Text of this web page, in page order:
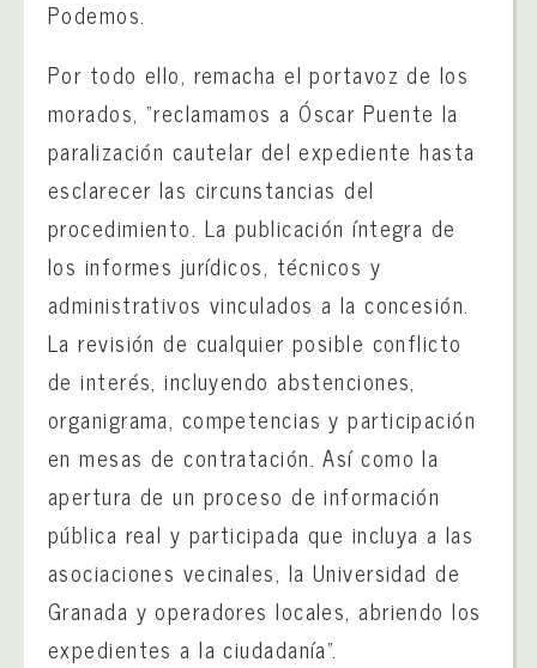
Podemos.
Por todo ello, remacha el portavoz de los
morados, “reclamamos a Óscar Puente la
paralización cautelar del expediente hasta
esclarecer las circunstancias del
procedimiento. La publicación íntegra de
los informes jurídicos, técnicos y
administrativos vinculados a la concesión.
La revisión de cualquier posible conflicto
de interés, incluyendo abstenciones,
organigrama, competencias y participación
en mesas de contratación. Así como la
apertura de un proceso de información
pública real y participada que incluya a las
asociaciones vecinales, la Universidad de
Granada y operadores locales, abriendo los
expedientes a la ciudadanía”.